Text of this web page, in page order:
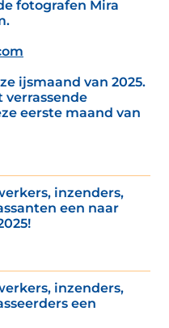
fotografen Mira
ijsmaand van 2025.
eerste maand van
inzenders,
een naar
inzenders,
een